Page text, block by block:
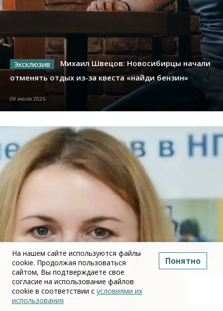
Михаил Швецов: Новосибирцы начали
отменять отдых из-за квеста «найди бензин»
09 июля 2026
На нашем сайте используются файлы
cookie. Продолжая пользоваться
сайтом, Вы подтверждаете свое
согласие на использование файлов
cookie в соответствии с условиями их
использования
Понятно